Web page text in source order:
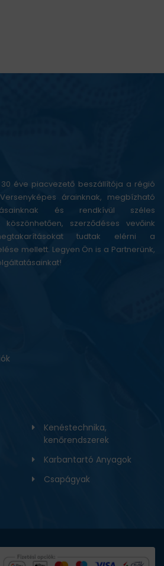
éve piacvezető beszállítója a régió
árainknak, megbízható
és rendkívül széles
köszönhetően, szerződéses vevőink
tudtak elérni a
mellett. Legyen Ön is a Partnerünk,
Kenéstechnika,
kenőrendszerek
Karbantartó Anyagok
Csapágyak